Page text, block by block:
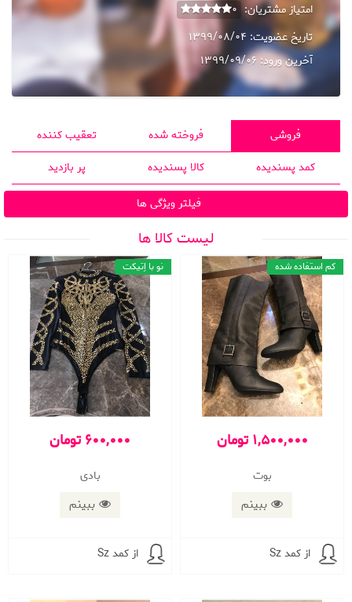
امتیاز مشتریان: 0
تاریخ عضویت: 1399/08/04
آخرین ورود: 1399/09/06
فروشی فروخته شده
تعقیب کننده
کمد پسندیده
کالا پسندیده
پر بازدید
فیلتر ویژگی ها
لیست کالا ها
1,500,000 تومان
بوت
ببینم
کم استفاده شده
از کمد Sz
600,000 تومان
بادی
ببینم
نو با اِتیکت
از کمد Sz